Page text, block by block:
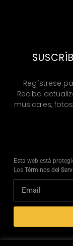
Regístrese
Reciba
musicales,
Esta web está
LosTérminos del